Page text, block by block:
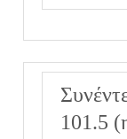
101.5